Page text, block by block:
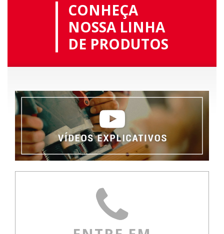
CONHEÇA
NOSSA LINHA
DE PRODUTOS